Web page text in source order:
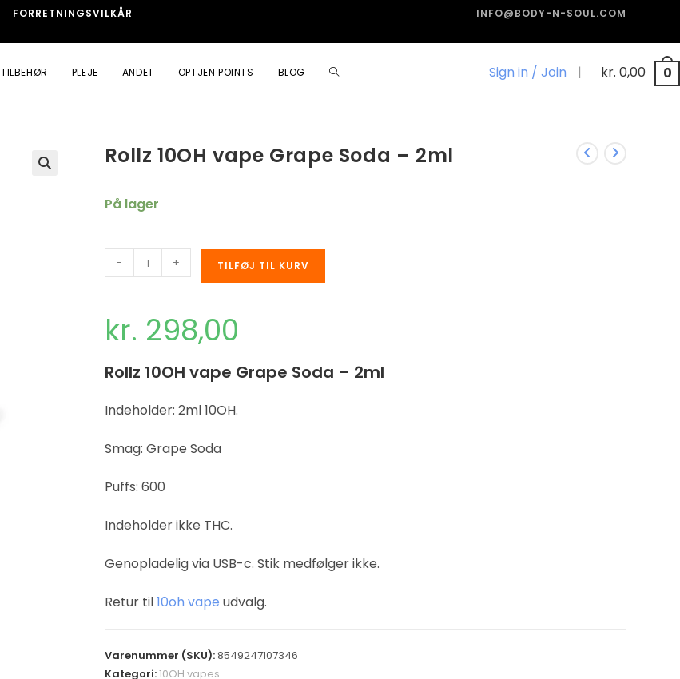
FORRETNINGSVILKÅR INFO@BODY-N-SOUL.COM
Sign in / Join | kr. 0,00 0
TILBEHØR PLEJE ANDET OPTJEN POINTS BLOG
Rollz 10OH vape Grape Soda – 2ml
På lager
- + TILFØJ TIL KURV
kr. 298,00
Rollz 10OH vape Grape Soda – 2ml
Indeholder: 2ml 10OH.
Smag: Grape Soda
Puffs: 600
Indeholder ikke THC.
Genopladelig via USB-c. Stik medfølger ikke.
Retur til10oh vape udvalg.
Varenummer (SKU):8549247107346
Kategori:10OH vapes